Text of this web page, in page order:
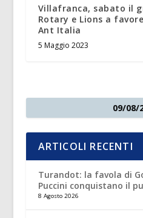
Villafranca, sabato il
Rotary e Lions a
Ant Italia
5 Maggio 2023
09/08/
ARTICOLI RECENTI
Turandot: la favola di
Puccini conquistano il
8 Agosto 2026